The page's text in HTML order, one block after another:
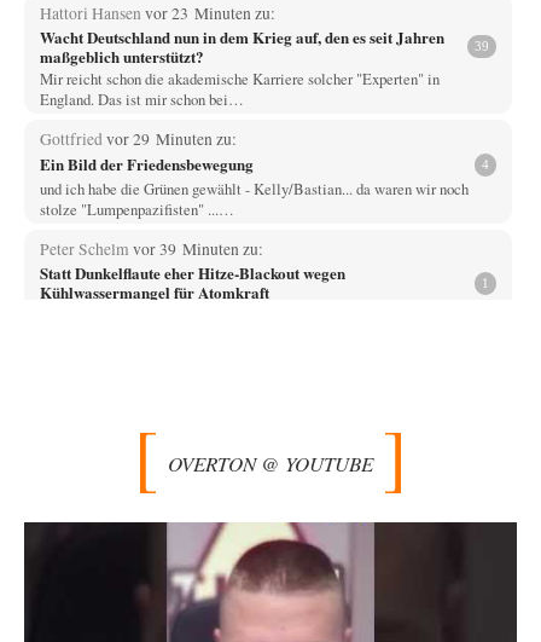
Hattori Hansen vor 23 Minuten zu:
Wacht Deutschland nun in dem Krieg auf, den es seit Jahren
maßgeblich unterstützt?
39
Mir reicht schon die akademische Karriere solcher "Experten" in
England. Das ist mir schon bei…
Gottfriedvor 29 Minuten zu:
Ein Bild der Friedensbewegung 4
und ich habe die Grünen gewählt - Kelly/Bastian... da waren wir noch
stolze "Lumpenpazifisten" ...…
Peter Schelm vor 39 Minuten zu:
Statt Dunkelflaute eher Hitze-Blackout wegen
Kühlwassermangel für Atomkraft
1
Hallo venice im Link unten gibt es einen Screenshot vielleicht ist es der
Helmut Schelsky – Der Mann, der den Marxismus überlebte 32
Über politische Strategien kann ich nichts sagen. Man müsste tatsächlich
organisierte gesellschaftliche Kräfte am Werk…
vor 2 Stunden zu:
Russische Blockade des Schwarzen Meeres
OVERTON @ YOUTUBE